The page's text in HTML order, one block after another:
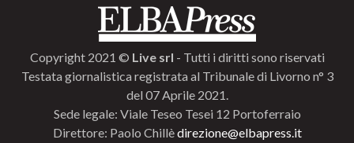
Copyright 2021 © Live srl - Tutti i diritti sono riservati
Testata giornalistica registrata al Tribunale di Livorno n° 3
del 07 Aprile 2021.
Sede legale: Viale Teseo Tesei 12 Portoferraio
Direttore: Paolo Chillèdirezione@elbapress.it